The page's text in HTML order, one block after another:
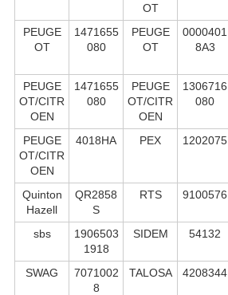
OT
PEUGE
OT
1471655
080
PEUGE
OT
0000401
8A3
PEUGE
OT/CITR
OEN
1471655
080
PEUGE
OT/CITR
OEN
1306716
080
PEUGE
OT/CITR
OEN
4018HA PEX 1202075
Quinton
Hazell
QR2858
S
RTS 9100576
sbs
1906503
1918
SIDEM 54132
SWAG
7071002
8
TALOSA 4208344